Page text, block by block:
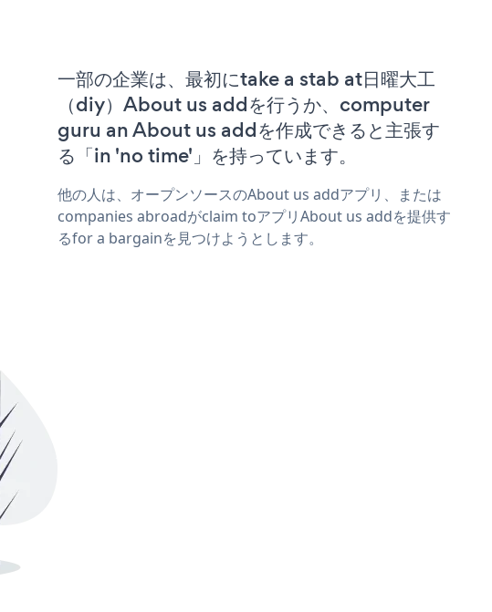
一部の企業は、最初にtake a stab at日曜大工
（diy）About us addを行うか、computer
guru an About us addを作成できると主張す
る「in 'no time'」を持っています。
他の人は、オープンソースのAbout us addアプリ、または
companies abroadがclaim toアプリAbout us addを提供す
るfor a bargainを見つけようとします。